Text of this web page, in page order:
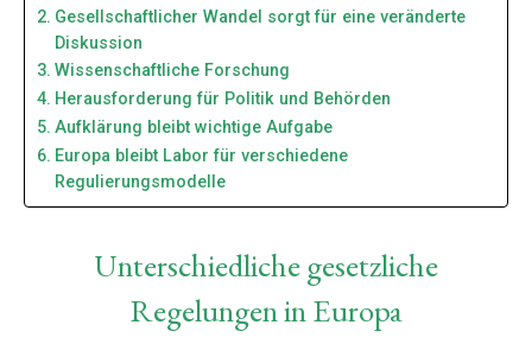
Gesellschaftlicher Wandel sorgt für eine veränderte
Diskussion
Wissenschaftliche Forschung
Herausforderung für Politik und Behörden
Aufklärung bleibt wichtige Aufgabe
Europa bleibt Labor für verschiedene
Regulierungsmodelle
Unterschiedliche gesetzliche
Regelungen in Europa